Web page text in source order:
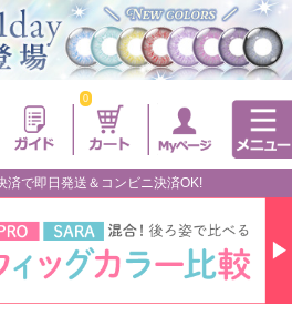
0
済で即日発送＆コンビニ決済OK!